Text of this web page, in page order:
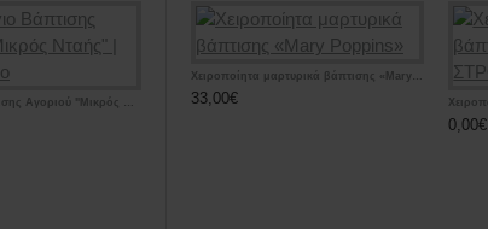
Ευχολόγιο Βάπτισης Αγοριού "Μικρός Νταής" | Χειροποίητο
Χειροποίητα μαρτυρικά βάπτισης «Mary Poppins»
33,00€
0,00€